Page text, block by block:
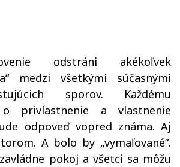
odstráni akékoľvek
medzi všetkými súčasnými
sporov. Každému
o privlastnenie a vlastnenie
odpoveď vopred známa. Aj
A bolo by „vymaľované“.
pokoj a všetci sa môžu